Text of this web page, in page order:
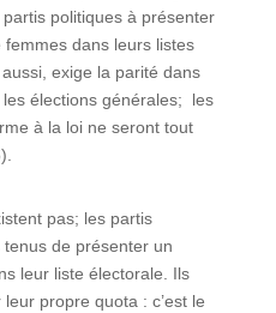
politiques à présenter
femmes dans leurs listes
exige la parité dans
élections générales; les
à la loi ne seront tout
pas; les partis
de présenter un
leur liste électorale. Ils
propre quota : c’est le